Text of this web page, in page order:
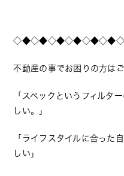
不動産の事でお困りの方は
「スペックというフィルタ
しい。」
「ライフスタイルに合った
しい」